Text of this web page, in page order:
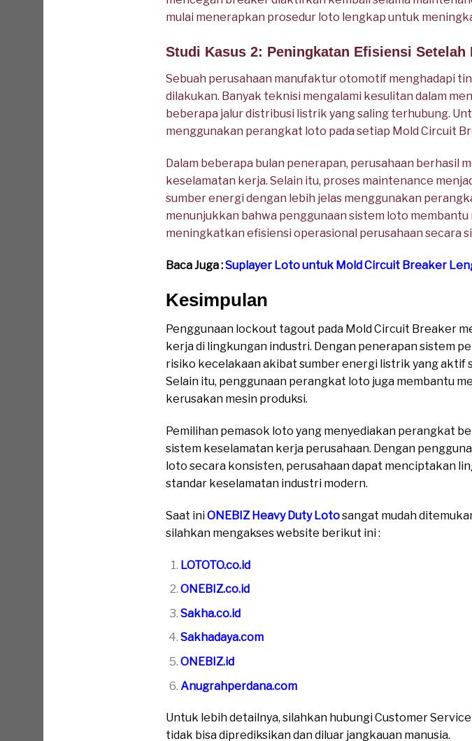
mulai menerapkan prosedur loto lengkap untuk
Studi Kasus 2: Peningkatan Efisiensi Setelah
Sebuah perusahaan manufaktur otomotif menghadapi
dilakukan. Banyak teknisi mengalami kesulitan dalam
beberapa jalur distribusi listrik yang saling terhubung.
menggunakan perangkat loto pada setiap Mold Circuit
Dalam beberapa bulan penerapan, perusahaan
keselamatan kerja. Selain itu, proses maintenance
sumber energi dengan lebih jelas menggunakan
menunjukkan bahwa penggunaan sistem loto
meningkatkan efisiensi operasional perusahaan secara
Baca Juga :Suplayer Loto untuk Mold Circuit Breaker
Kesimpulan
Penggunaan lockout tagout pada Mold Circuit Breaker
kerja di lingkungan industri. Dengan penerapan sistem
risiko kecelakaan akibat sumber energi listrik yang aktif
Selain itu, penggunaan perangkat loto juga membantu
kerusakan mesin produksi.
Pemilihan pemasok loto yang menyediakan perangkat
sistem keselamatan kerja perusahaan. Dengan
loto secara konsisten, perusahaan dapat menciptakan
standar keselamatan industri modern.
Saat iniONEBIZ Heavy Duty Lotosangat mudah
silahkan mengakses website berikut ini :
LOTOTO.co.id
ONEBIZ.co.id
Sakha.co.id
Sakhadaya.com
ONEBIZ.id
Anugrahperdana.com
Untuk lebih detailnya, silahkan hubungi Customer
tidak bisa diprediksikan dan diluar jangkauan manusia.